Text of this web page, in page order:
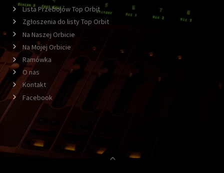
Lista Przebojów Top Orbit
Zgłoszenia do listy Top Orbit
Na Naszej Orbicie
Na Mojej Orbicie
Ramówka
O nas
Kontakt
Facebook